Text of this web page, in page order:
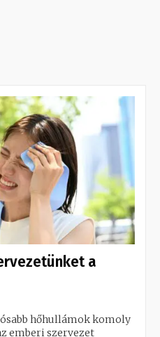
a
hőhullámok komoly
emberi szervezet